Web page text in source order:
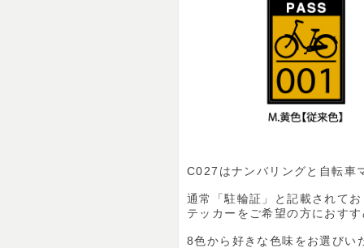
C027はナンバリングと自転車
通常「駐輪証」と記載されて
テッカーをご希望の方におす
8色から好きな色味をお選びい